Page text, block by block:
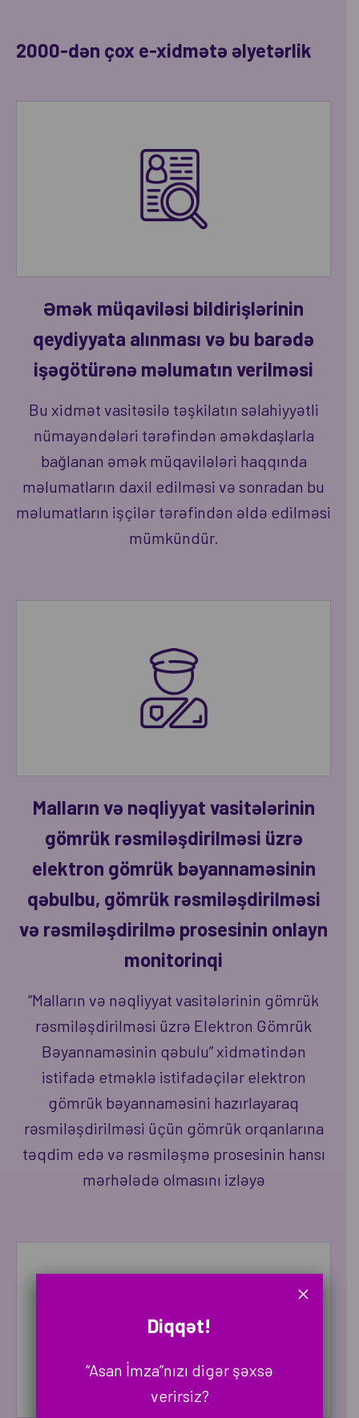
2000-dən çox e-xidmətə əlyetərlik
Əmək müqaviləsi bildirişlərinin
qeydiyyata alınması və bu barədə
işəgötürənə məlumatın verilməsi
Bu xidmət vasitəsilə təşkilatın səlahiyyətli
nümayəndələri tərəfindən əməkdaşlarla
bağlanan əmək müqavilələri haqqında
məlumatların daxil edilməsi və sonradan bu
məlumatların işçilər tərəfindən əldə edilməsi
mümkündür.
Malların və nəqliyyat vasitələrinin
gömrük rəsmiləşdirilməsi üzrə
elektron gömrük bəyannaməsinin
qəbulbu, gömrük rəsmiləşdirilməsi
və rəsmiləşdirilmə prosesinin onlayn
monitorinqi
“Malların və nəqliyyat vasitələrinin gömrük
rəsmiləşdirilməsi üzrə Elektron Gömrük
Bəyannaməsinin qəbulu” xidmətindən
istifadə etməklə istifadəçilər elektron
gömrük bəyannaməsini hazırlayaraq
rəsmiləşdirilməsi üçün gömrük orqanlarına
təqdim edə və rəsmiləşmə prosesinin hansı
mərhələdə olmasını izləyə
Diqqət!
“Asan İmza”nızı digər şəxsə
verirsiz?
×